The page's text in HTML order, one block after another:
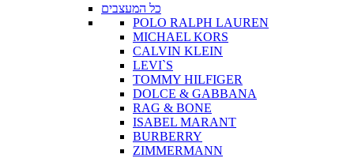
כל המעצבים
POLO RALPH LAUREN
MICHAEL KORS
CALVIN KLEIN
LEVI`S
TOMMY HILFIGER
DOLCE & GABBANA
RAG & BONE
ISABEL MARANT
BURBERRY
ZIMMERMANN